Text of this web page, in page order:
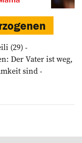
(29)
Der ­Vater ist weg,
sind